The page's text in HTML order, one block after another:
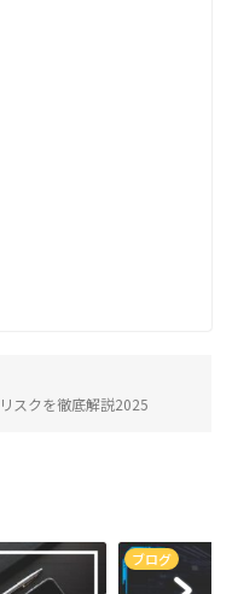
スクを徹底解説2025
ブログ